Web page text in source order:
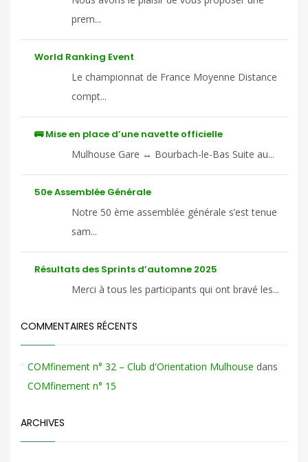
prem...
World Ranking Event
Le championnat de France Moyenne Distance
compt...
🚌 Mise en place d’une navette officielle
Mulhouse Gare ↔ Bourbach-le-Bas Suite au...
50e Assemblée Générale
Notre 50 ème assemblée générale s’est tenue
sam...
Résultats des Sprints d’automne 2025
Merci à tous les participants qui ont bravé les...
COMMENTAIRES RÉCENTS
COMfinement n° 32 – Club d'Orientation Mulhouse dans
COMfinement n° 15
ARCHIVES